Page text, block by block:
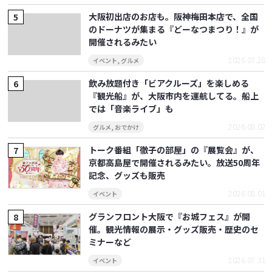
大阪初出店のお店も。阪神梅田本店で、全国
のドーナツが集まる『どーなつまつり！』が
開催されるみたい
イベント グルメ 2026.07.28
飲み放題付き「ビアクルーズ」を楽しめる
『観光船』が、大阪市内を運航してる。船上
では「音楽ライブ」も
グルメ おでかけ 2026.08.02
トーク番組「徹子の部屋」の『展覧会』が、
京都高島屋で開催されるみたい。放送50周年
記念、グッズも販売
イベント 2026.08.01
グランフロント大阪で『お城フェス』が開
催。観光情報の展示・グッズ販売・歴史のセ
ミナーなど
イベント 2026.07.31